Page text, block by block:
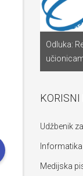
Odluka:
Udžbenik
Informatika
Medijska